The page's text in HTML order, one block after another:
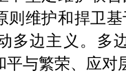
则维护和捍卫
多边主义。多
平与繁荣、应